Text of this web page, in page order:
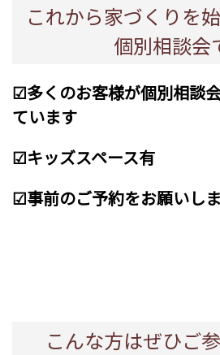
これから家づくりを
個別相談会
☑多くのお客様が個別相談
ています
☑キッズスペース有
☑事前のご予約をお願いし
こんな方はぜひご